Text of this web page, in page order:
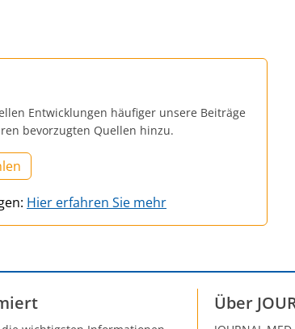
Entwicklungen häufiger unsere Beiträge
bevorzugten Quellen hinzu.
Hier erfahren Sie mehr
Über